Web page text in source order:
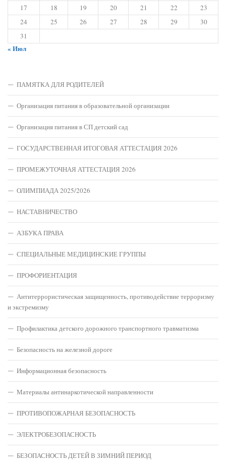
17
18 19 20 21 22
23
24
25 26 27 28 29
30
31
« Июл
ПАМЯТКА ДЛЯ РОДИТЕЛЕЙ
Организация питания в образовательной организации
Организация питания в СП детский сад
ГОСУДАРСТВЕННАЯ ИТОГОВАЯ АТТЕСТАЦИЯ 2026
ПРОМЕЖУТОЧНАЯ АТТЕСТАЦИЯ 2026
ОЛИМПИАДА 2025/2026
НАСТАВНИЧЕСТВО
АЗБУКА ПРАВА
СПЕЦИАЛЬНЫЕ МЕДИЦИНСКИЕ ГРУППЫ
ПРОФОРИЕНТАЦИЯ
Антитеррористическая защищенность, противодействие терроризму
и экстремизму
Профилактика детского дорожного транспортного травматизма
Безопасность на железной дороге
Информационная безопасность
Материалы антинаркотической направленности
ПРОТИВОПОЖАРНАЯ БЕЗОПАСНОСТЬ
ЭЛЕКТРОБЕЗОПАСНОСТЬ
БЕЗОПАСНОСТЬ ДЕТЕЙ В ЗИМНИЙ ПЕРИОД